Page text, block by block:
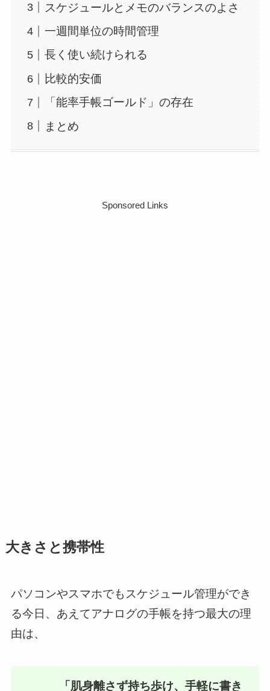
スケジュールとメモのバランスのよさ
一週間単位の時間管理
長く使い続けられる
比較的安価
「能率手帳ゴールド」の存在
まとめ
Sponsored Links
大きさと携帯性
パソコンやスマホでもスケジュール管理ができ
る今日、あえてアナログの手帳を持つ最大の理
由は、
「肌身離さず持ち歩け、手軽に書き